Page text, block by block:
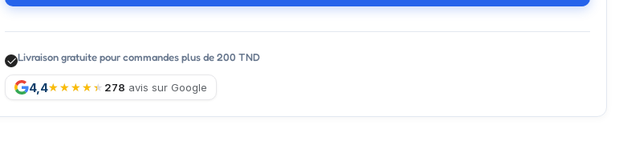
Livraison gratuite pour commandes plus de 200 TND
4,4 278 avis sur Google